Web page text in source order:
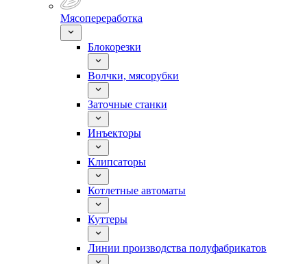
Мясопереработка
Блокорезки
Волчки, мясорубки
Заточные станки
Инъекторы
Клипсаторы
Котлетные автоматы
Куттеры
Линии производства полуфабрикатов